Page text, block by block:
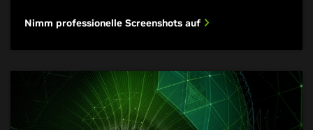
Nimm professionelle Screenshots auf